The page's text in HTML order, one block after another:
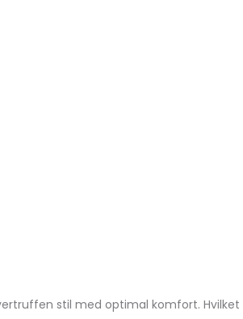
stil med optimal komfort.